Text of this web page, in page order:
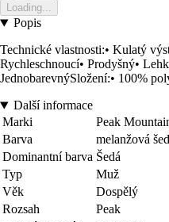
Loading...
Popis
Technické vlastnosti:• Kulatý
Rychleschnoucí• Prodyšný•
JednobarevnýSložení:• 100%
Další informace
Marki
Peak
Barva
melanžová
Dominantní barva Šedá
Typ
Muž
Věk
Dospělý
Rozsah
Peak